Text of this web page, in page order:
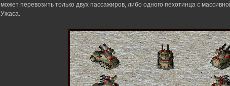
может перевозить только двух пассажиров, либо одного пехотинца с
Ужаса.